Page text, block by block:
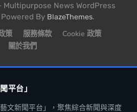
Multipurpose News WordPress
By BlazeThemes.
策 服務條款
Cookie 政策
關於我們
平台」
文新聞平台」，聚焦綜合新聞與深度